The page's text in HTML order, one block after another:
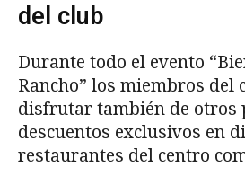
del club
Durante todo el evento
Rancho” los miembros del
disfrutar también de otros
descuentos exclusivos en
restaurantes del centro